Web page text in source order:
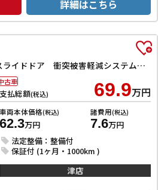
詳細はこちら
S ナビ TV ETC 両側スライドドア 衝突被害軽減システム キーレスエントリー アイドリングストップ 電動格納ミラー CVT ESC CD USB ミュージックプレイヤー接続可
支払総額(税込) 69.9万円
車両本体価格(税込)
62.3万円
諸費用(税込)
7.6万円
法定整備：整備付
保証付 (1ヶ月・1000km )
古車
津店